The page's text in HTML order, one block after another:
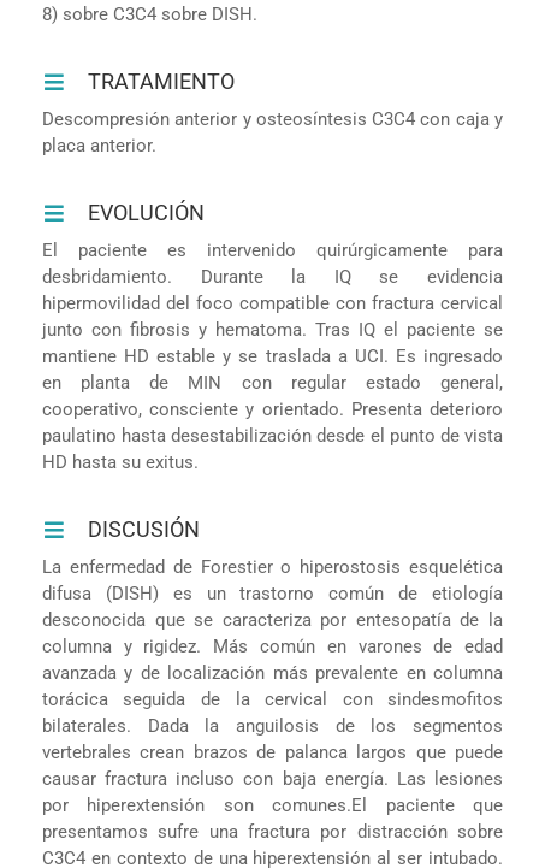
8) sobre C3C4 sobre DISH.
TRATAMIENTO
Descompresión anterior y osteosíntesis C3C4 con caja y
placa anterior.
EVOLUCIÓN
El paciente es intervenido quirúrgicamente para
desbridamiento. Durante la IQ se evidencia
hipermovilidad del foco compatible con fractura cervical
junto con fibrosis y hematoma. Tras IQ el paciente se
mantiene HD estable y se traslada a UCI. Es ingresado
en planta de MIN con regular estado general,
cooperativo, consciente y orientado. Presenta deterioro
paulatino hasta desestabilización desde el punto de vista
HD hasta su exitus.
DISCUSIÓN
La enfermedad de Forestier o hiperostosis esquelética
difusa (DISH) es un trastorno común de etiología
desconocida que se caracteriza por entesopatía de la
columna y rigidez. Más común en varones de edad
avanzada y de localización más prevalente en columna
torácica seguida de la cervical con sindesmofitos
bilaterales. Dada la anguilosis de los segmentos
vertebrales crean brazos de palanca largos que puede
causar fractura incluso con baja energía. Las lesiones
por hiperextensión son comunes.El paciente que
presentamos sufre una fractura por distracción sobre
C3C4 en contexto de una hiperextensión al ser intubado.